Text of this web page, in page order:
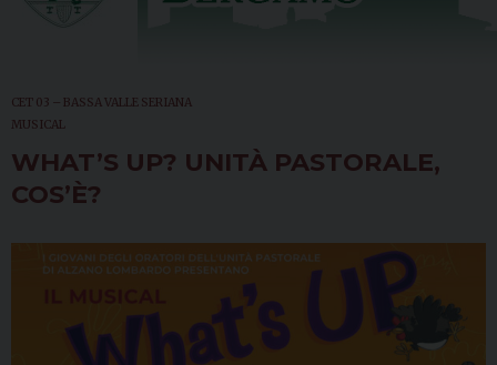
CET 03 – BASSA VALLE SERIANA
MUSICAL
WHAT’S UP? UNITÀ PASTORALE,
COS’È?